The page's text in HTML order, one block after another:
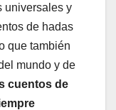
universales y
de hadas
que también
mundo y de
cuentos de